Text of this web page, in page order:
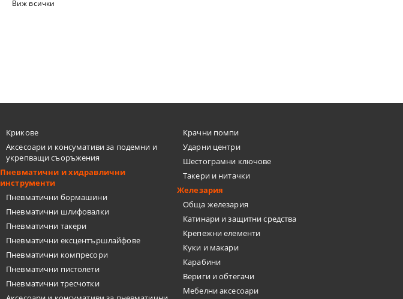
Виж всички
Крикове
Аксесоари и консумативи за подемни и
укрепващи съоръжения
Пневматични и хидравлични
инструменти
Пневматични бормашини
Пневматични шлифовалки
Пневматични такери
Пневматични ексцентършлайфове
Пневматични компресори
Пневматични пистолети
Пневматични тресчотки
Крачни помпи
Ударни центри
Шестограмни ключове
Такери и нитачки
Железария
Обща железария
Катинари и защитни средства
Крепежни елементи
Куки и макари
Карабини
Вериги и обтегачи
Мебелни аксесоари